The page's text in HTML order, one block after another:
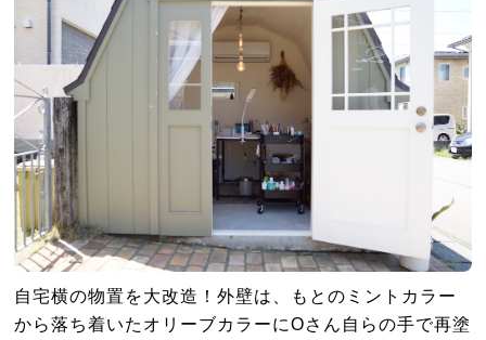
自宅横の物置を大改造！外壁は、もとのミントカラー
から落ち着いたオリーブカラーにOさん自らの手で再塗